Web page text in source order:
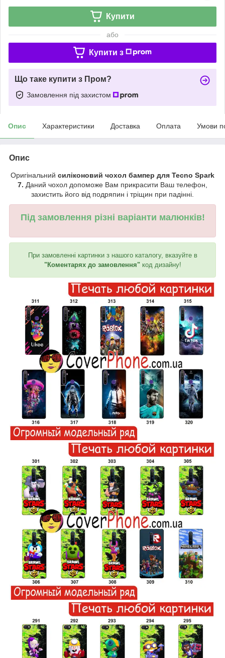
Купити
або
Купити з
Що таке купити з Пром?
Замовлення під захистом
Опис Характеристики Доставка Оплата Умови
Опис
Оригінальний силіконовий чохол бампер для Tecno Spark
7. Даний чохол допоможе Вам прикрасити Ваш телефон,
захистить його від подряпин і тріщин при падінні.
Під замовлення різні варіанти малюнків!
При замовленні картинки з нашого каталогу, вказуйте в
"Коментарях до замовлення"код дизайну!